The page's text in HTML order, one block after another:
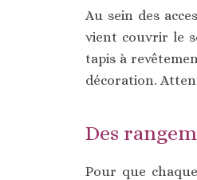
Au sein des
vient couvrir le
tapis à
décoration.
Des
Pour que